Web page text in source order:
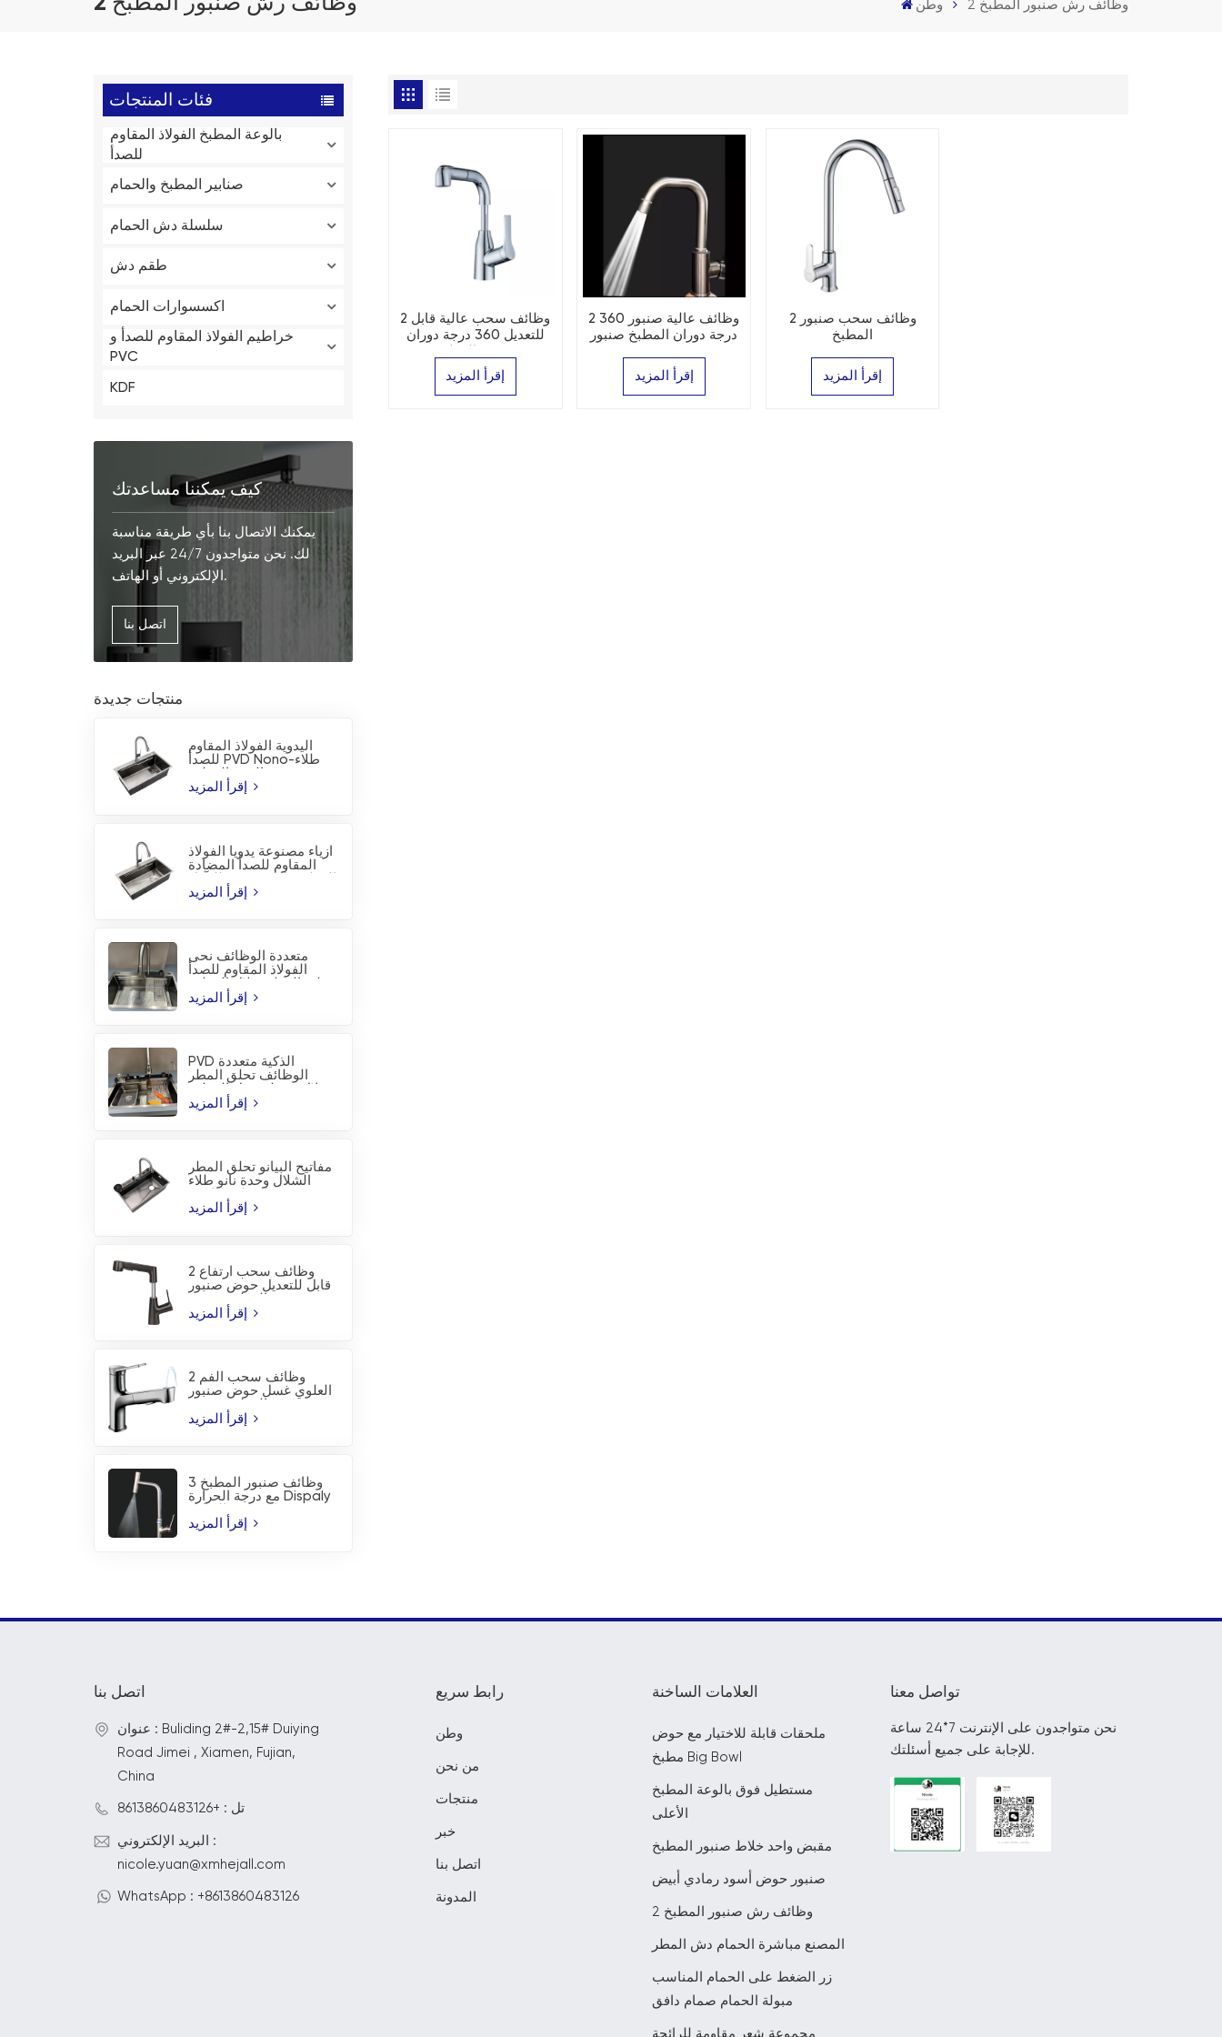
وطن 2 وظائف رش صنبور المطبخ
فئات المنتجات
بالوعة المطبخ الفولاذ المقاوم
للصدأ
صنابير المطبخ والحمام
سلسلة دش الحمام
طقم دش
اكسسوارات الحمام
خراطيم الفولاذ المقاوم للصدأ و
PVC
KDF
كيف يمكننا مساعدتك
يمكنك الاتصال بنا بأي طريقة مناسبة
لك. نحن متواجدون 24/7 عبر البريد
الإلكتروني أو الهاتف.
اتصل بنا
منتجات جديدة
اليدوية الفولاذ المقاوم
للصدأ PVD Nono-طلاء
أزياء مصنوعة يدويا الفولاذ
المقاوم للصدأ المضادة
متعددة الوظائف نحى
الفولاذ المقاوم للصدأ
بالوعة
PVD الذكية متعددة
الوظائف تحلق المطر
بالوعة
مفاتيح البيانو تحلق المطر
الشلال وحدة نانو طلاء
2 وظائف سحب ارتفاع
قابل للتعديل حوض صنبور
2 وظائف سحب الفم
العلوي غسل حوض صنبور
3 وظائف صنبور المطبخ
مع درجة الحرارة Dispaly
2 وظائف سحب عالية قابل
للتعديل 360 درجة دوران
إقرأ المزيد
2 وظائف عالية صنبور 360
درجة دوران المطبخ صنبور
إقرأ المزيد
2 وظائف سحب صنبور
المطبخ
إقرأ المزيد
اتصل بنا
عنوان : Buliding 2#-2,15# Duiying
Road Jimei , Xiamen, Fujian,
China
تل : +8613860483126
البريد الإلكتروني :
nicole.yuan@xmhejall.com
WhatsApp : +8613860483126
رابط سريع
وطن
من نحن
منتجات
خبر
اتصل بنا
المدونة
العلامات الساخنة
ملحقات قابلة للاختيار مع حوض
مطبخ Big Bowl
مستطيل فوق بالوعة المطبخ
الأعلى
مقبض واحد خلاط صنبور المطبخ
صنبور حوض أسود رمادي أبيض
2 وظائف رش صنبور المطبخ
المصنع مباشرة الحمام دش المطر
زر الضغط على الحمام المناسب
مبولة الحمام صمام دافق
مجموعة شعر مقاومة للرائحة
تواصل معنا
نحن متواجدون على الإنترنت 7*24 ساعة
للإجابة على جميع أسئلتك.